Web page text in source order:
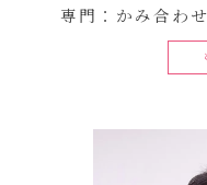
専門：かみ合わ